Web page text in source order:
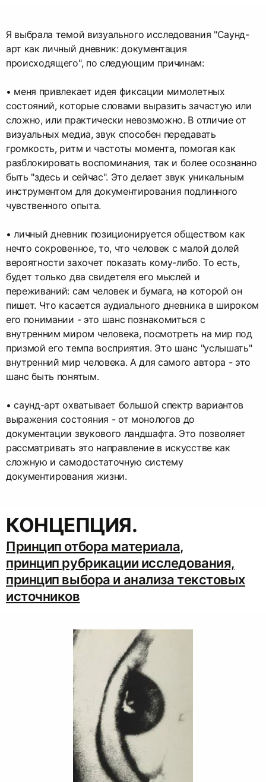
Я выбрала темой визуального исследования "Саунд-
арт как личный дневник: документация
происходящего", по следующим причинам:
• меня привлекает идея фиксации мимолетных
состояний, которые словами выразить зачастую или
сложно, или практически невозможно. В отличие от
визуальных медиа, звук способен передавать
громкость, ритм и частоты момента, помогая как
разблокировать воспоминания, так и более осознанно
быть "здесь и сейчас". Это делает звук уникальным
инструментом для документирования подлинного
чувственного опыта.
• личный дневник позиционируется обществом как
нечто сокровенное, то, что человек с малой долей
вероятности захочет показать кому-либо. То есть,
будет только два свидетеля его мыслей и
переживаний: сам человек и бумага, на которой он
пишет. Что касается аудиального дневника в широком
его понимании - это шанс познакомиться с
внутренним миром человека, посмотреть на мир под
призмой его темпа восприятия. Это шанс "услышать"
внутренний мир человека. А для самого автора - это
шанс быть понятым.
• cаунд-арт охватывает большой спектр вариантов
выражения состояния - от монологов до
документации звукового ландшафта. Это позволяет
рассматривать это направление в искусстве как
сложную и самодостаточную систему
документирования жизни.
КОНЦЕПЦИЯ.
Принцип отбора материала,
принцип рубрикации исследования,
принцип выбора и анализа текстовых
источников